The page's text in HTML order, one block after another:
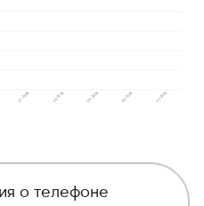
01.2026 03.2026 04.2026 06.2026 07.2026
о телефоне